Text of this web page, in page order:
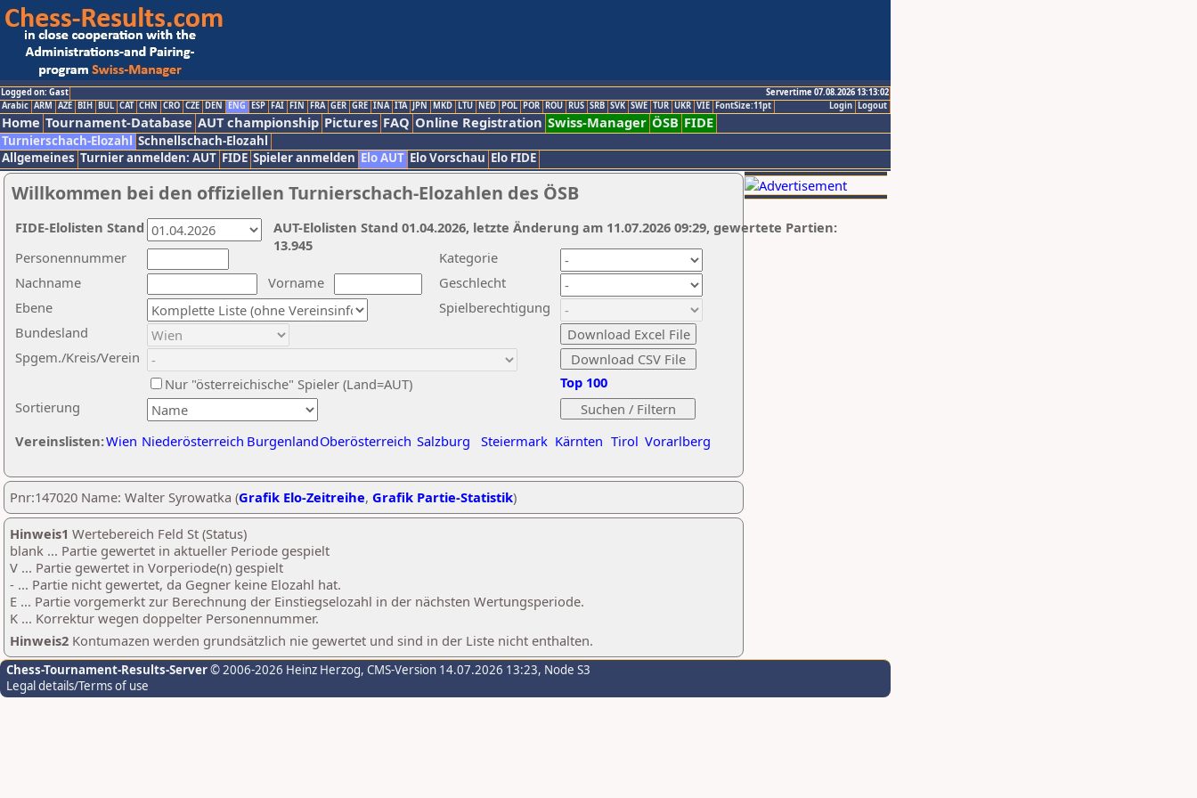
Logged on: Gast
Servertime 07.08.2026 13:13:02
Logout
Login
Arabic ARM AZE BIH BUL CAT CHN CRO CZE DEN ENG ESP FAI FIN FRA GER GRE INA ITA JPN MKD LTU NED POL POR ROU RUS SRB SVK SWE TUR UKR VIE FontSize:11pt
Home Tournament-Database AUT championship Pictures FAQ Online Registration Swiss-Manager ÖSB FIDE
Turnierschach-Elozahl Schnellschach-Elozahl
Allgemeines Turnier anmelden: AUT FIDE Spieler anmelden Elo AUT Elo Vorschau Elo FIDE
Willkommen bei den offiziellen Turnierschach-Elozahlen des ÖSB
Nachname
Vorname
Ebene
Kategorie
Sortierung
Personennummer
Bundesland
Spgem./Kreis/Verein
Geschlecht
Nur "österreichische" Spieler (Land=AUT)
Spielberechtigung
Vereinslisten:Wien Niederösterreich BurgenlandOberösterreich Salzburg Steiermark Kärnten Tirol Vorarlberg
Top 100
AUT-Elolisten Stand 01.04.2026, letzte Änderung am 11.07.2026 09:29, gewertete Partien:
13.945
FIDE-Elolisten Stand
Pnr:147020 Name: Walter Syrowatka (Grafik Elo-Zeitreihe, Grafik Partie-Statistik)
Hinweis1 Wertebereich Feld St (Status)
blank ... Partie gewertet in aktueller Periode gespielt
V ... Partie gewertet in Vorperiode(n) gespielt
- ... Partie nicht gewertet, da Gegner keine Elozahl hat.
E ... Partie vorgemerkt zur Berechnung der Einstiegselozahl in der nächsten Wertungsperiode.
K ... Korrektur wegen doppelter Personennummer.
Hinweis2 Kontumazen werden grundsätzlich nie gewertet und sind in der Liste nicht enthalten.
Chess-Tournament-Results-Server© 2006-2026 Heinz Herzog, CMS-Version 14.07.2026 13:23, Node S3
Legal details/Terms of use